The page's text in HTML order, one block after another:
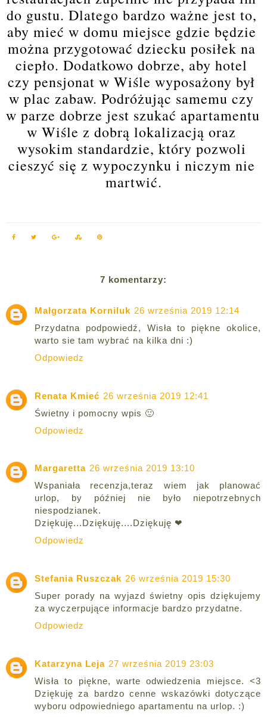
do gustu. Dlatego bardzo ważne jest to,
aby mieć w domu miejsce gdzie będzie
można przygotować dziecku posiłek na
ciepło. Dodatkowo dobrze, aby hotel
czy pensjonat w Wiśle wyposażony był
w plac zabaw. Podróżując samemu czy
w parze dobrze jest szukać apartamentu
w Wiśle z dobrą lokalizacją oraz
wysokim standardzie, który pozwoli
cieszyć się z wypoczynku i niczym nie
martwić.
7 komentarzy:
Małgorzata Korniluk 26 września 2019 12:14
Przydatna podpowiedź, Wisła to piękne okolice,
warto sie tam wybrać na kilka dni :)
Odpowiedz
Renata Kmieć 26 września 2019 12:41
Świetny i pomocny wpis 🙂
Odpowiedz
Margaretta 26 września 2019 13:10
Wspaniała recenzja,teraz wiem jak planować
urlop, by później nie było niepotrzebnych
niespodzianek.
Dziękuję...Dziękuję....Dziękuję ❤
Odpowiedz
Stefania Ruszczak 26 września 2019 15:30
Super porady na wyjazd świetny opis dziękujemy
za wyczerpujące informacje bardzo przydatne.
Odpowiedz
Katarzyna Leja 27 września 2019 23:03
Wisła to piękne, warte odwiedzenia miejsce. <3
Dziękuję za bardzo cenne wskazówki dotyczące
wyboru odpowiedniego apartamentu na urlop. :)